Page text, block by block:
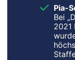
Pia-
Bei
2021